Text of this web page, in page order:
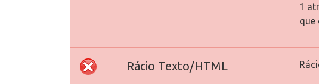
1
que
Rácio Texto/HTML